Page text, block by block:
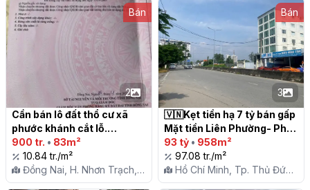
Bán
2
Cần bán lô đất thổ cư xã
phước khánh cắt lỗ.
900 tr. • 83m²
10.84 tr./m²
Đồng Nai, H. Nhơn Trạch,
X. Phước Khánh
Bán
3
🇻🇳Kẹt tiền hạ 7 tỷ bán gấp
Mặt tiền Liên Phường- Phú
Hữu- tp Thủ Đức
93 tỷ • 958m²
97.08 tr./m²
Hồ Chí Minh, Tp. Thủ Đức,
P. Phú Hữu